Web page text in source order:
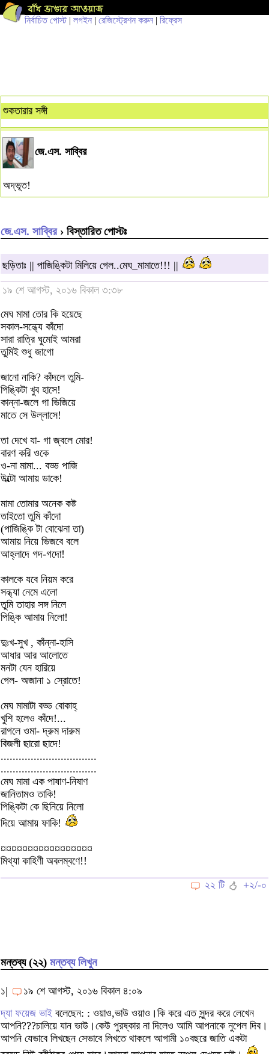
নির্বাচিত পোস্ট| লগইন | রেজিস্ট্রেশন করুন | রিফ্রেস
শুকতারার সঙ্গী
জে.এস. সাব্বির
অদ্ভূত!
জে.এস. সাব্বির› বিস্তারিত পোস্টঃ
ছড়িতাঃ || পাজিঙ্কিটা মিলিয়ে গেল..মেঘ_মামাতে!!! ||
১৯ শে আগস্ট, ২০১৬ বিকাল ৩:৩৮
মেঘ মামা তোর কি হয়েছে
সকাল-সন্ধ্যে কাঁদো
সারা রাত্রি ঘুমোই আমরা
তুমিই শুধু জাগো
জানো নাকি? কাঁদলে তুমি-
পিঙ্কিটা খুব হাসে!
কান্না-জলে গা ভিজিয়ে
মাতে সে উল্লাসে!
তা দেখে যা- গা জ্বলে মোর!
বারণ করি ওকে
ও-না মামা... বড্ড পাজি
উল্টো আমায় ডাকে!
মামা তোমার অনেক কষ্ট
তাইতো তুমি কাঁদো
(পাজিঙ্কি টা বোঝেনা তা)
আমায় নিয়ে ভিজবে বলে
আহ্লাদে গদ-গদো!
কালকে যবে নিয়ম করে
সন্ধ্যা নেমে এলো
তুমি তাহার সঙ্গ নিলে
পিঙ্কি আমায় নিলো!
দুঃখ-সুখ , কাঁন্না-হাসি
আধার আর আলোতে
মনটা যেন হারিয়ে
গেল- অজানা ১ স্রোতে!
মেঘ মামাটা বড্ড বোকাহ্
খুশি হলেও কাঁদে!...
রাগলে ওমা- দ্রুম দারুম
বিজলী ছারো ছাদে!
................................
................................
মেঘ মামা এক পাষাণ-নিষাণ
জানিতামও তাকি!
পিঙ্কিটা কে ছিনিয়ে নিলো
দিয়ে আমায় ফাকি!
¤¤¤¤¤¤¤¤¤¤¤¤¤¤¤¤¤
মিথ্যা কাহিণী অবলম্বণে!!
২২ টি
+২/-০
মন্তব্য (২২) মন্তব্য লিখুন
১|
১৯ শে আগস্ট, ২০১৬ বিকাল ৪:০৯
দ্যা ফয়েজ ভাই বলেছেন: : ওয়াও,ভাউ ওয়াও।কি করে এত সুন্দর করে লেখেন
আপনি???চালিয়ে যান ভাউ।কেউ পুরষ্কার না দিলেও আমি আপনাকে নুপেল দিব।
আপনি যেভাবে লিখছেন সেভাবে লিখতে থাকলে আগামী ১০বছরে জাতি একটা